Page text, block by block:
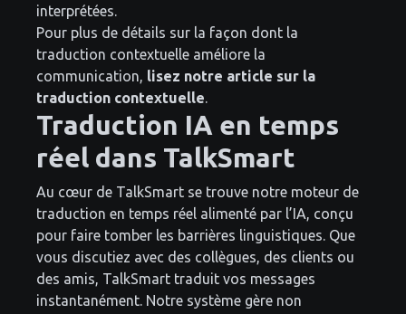
interprétées.
Pour plus de détails sur la façon dont la
traduction contextuelle améliore la
communication, lisez notre article sur la
traduction contextuelle
Traduction IA en temps
réel dans TalkSmart
Au cœur de TalkSmart se trouve notre moteur de
traduction en temps réel alimenté par l’IA, conçu
pour faire tomber les barrières linguistiques. Que
vous discutiez avec des collègues, des clients ou
des amis, TalkSmart traduit vos messages
instantanément. Notre système gère non